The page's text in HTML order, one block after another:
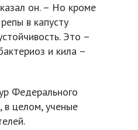
он. – Но кроме
в капусту
Это –
и кила –
Федерального
в целом, ученые